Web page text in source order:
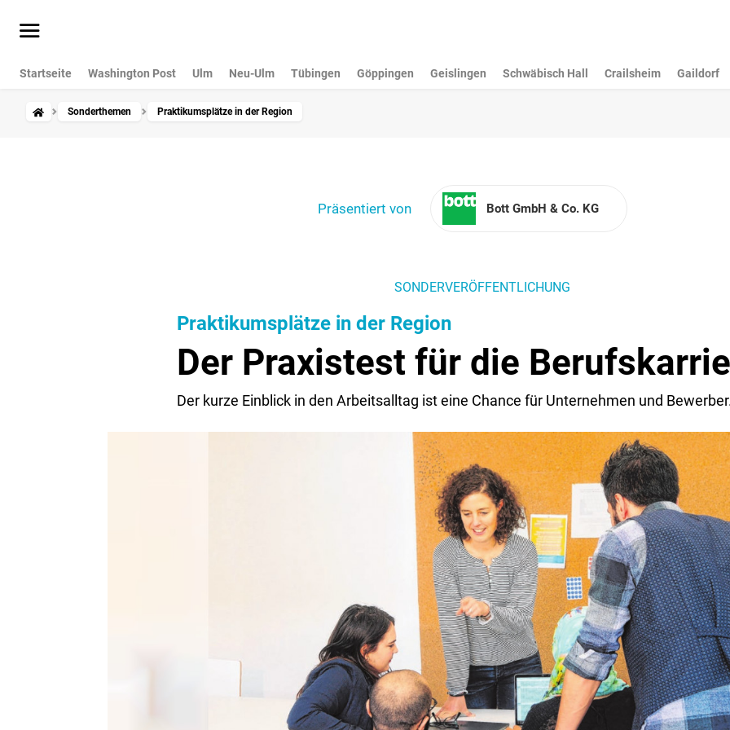
Startseite Washington Post Ulm Neu-Ulm Tübingen Göppingen Geislingen Schwäbisch Hall Crailsheim Gaildorf
Sonderthemen Praktikumsplätze in der Region
Präsentiert von Bott GmbH & Co. KG
SONDERVERÖFFENTLICHUNG
Praktikumsplätze in der Region
Der Praxistest für die
Der kurze Einblick in den Arbeitsalltag ist eine Chance für Unternehmen und